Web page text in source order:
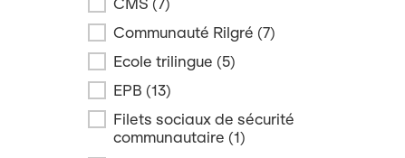
CMS (7)
Communauté Rilgré (7)
Ecole trilingue (5)
EPB (13)
Filets sociaux de sécurité
communautaire (1)